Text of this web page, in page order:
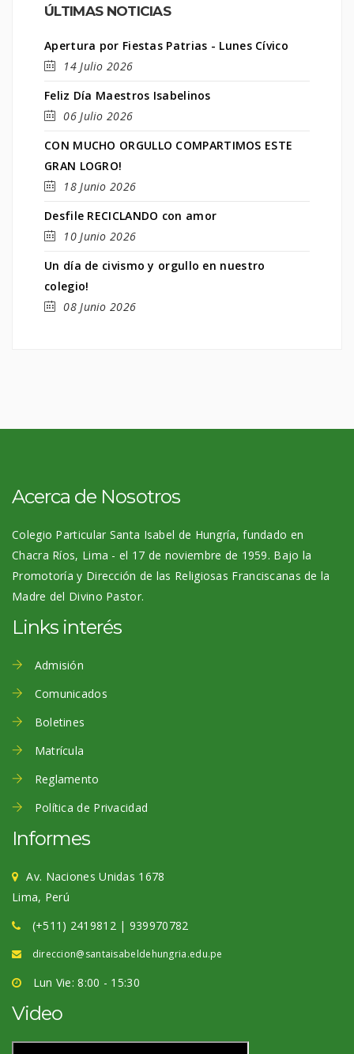
ÚLTIMAS NOTICIAS
Apertura por Fiestas Patrias - Lunes Cívico
14 Julio 2026
Feliz Día Maestros Isabelinos
06 Julio 2026
CON MUCHO ORGULLO COMPARTIMOS ESTE
GRAN LOGRO!
18 Junio 2026
Desfile RECICLANDO con amor
10 Junio 2026
Un día de civismo y orgullo en nuestro
colegio!
08 Junio 2026
Acerca de Nosotros
Colegio Particular Santa Isabel de Hungría, fundado en
Chacra Ríos, Lima - el 17 de noviembre de 1959. Bajo la
Promotoría y Dirección de las Religiosas Franciscanas de la
Madre del Divino Pastor.
Links interés
Admisión
Comunicados
Boletines
Matrícula
Reglamento
Política de Privacidad
Informes
Av. Naciones Unidas 1678
Lima, Perú
(+511) 2419812 | 939970782
direccion@santaisabeldehungria.edu.pe
Lun Vie: 8:00 - 15:30
Video